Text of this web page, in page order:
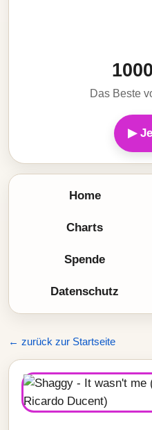
Das Beste
▶
Home
Charts
Spende
Datenschutz
← zurück zur Startseite